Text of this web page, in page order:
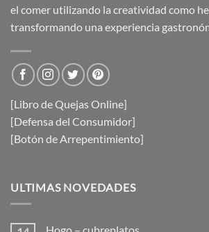
el comer utilizando la creatividad como
transformando una experiencia
[Libro de Quejas Online]
[Defensa del Consumidor]
[Botón de Arrepentimiento]
ULTIMAS NOVEDADES